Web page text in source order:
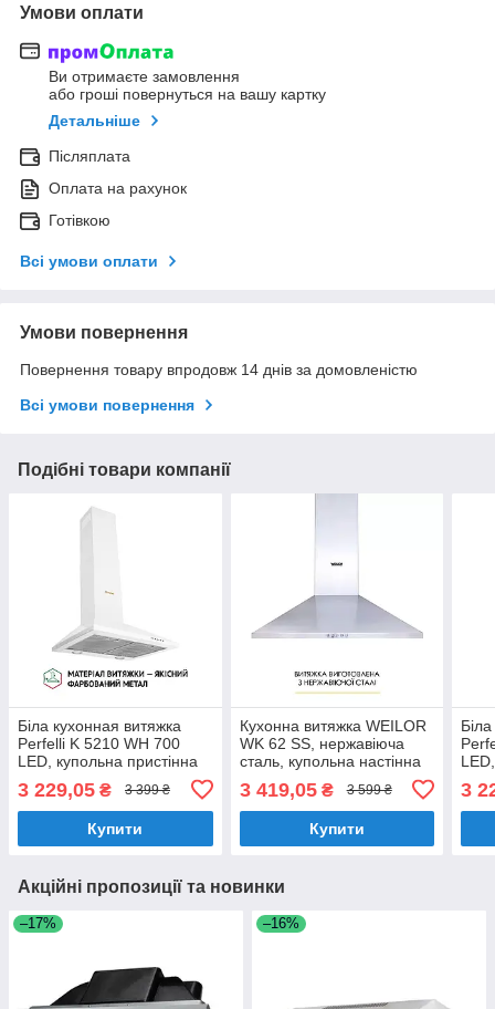
Умови оплати
Ви отримаєте замовлення
або гроші повернуться на вашу картку
Детальніше
Післяплата
Оплата на рахунок
Готівкою
Всі умови оплати
Умови повернення
Повернення товару впродовж 14 днів за домовленістю
Всі умови повернення
Подібні товари компанії
Біла кухонная витяжка
Perfelli K 5210 WH 700
LED, купольна пристінна
декоративна, шириною 50
см
3 229,05 ₴ 3 399 ₴
Купити
Кухонна витяжка WEILOR
WK 62 SS, нержавіюча
сталь, купольна настінна
декоративна витяжка для
кухні, 59,5 см, 700 куб.м.
3 419,05₴ 3 599 ₴
Купити
см
3
Акційні пропозиції та новинки
–17% –16%